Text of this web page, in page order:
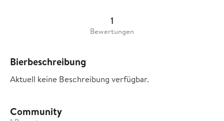
1
Bewertungen
Bierbeschreibung
Aktuell keine Beschreibung verfügbar.
Community